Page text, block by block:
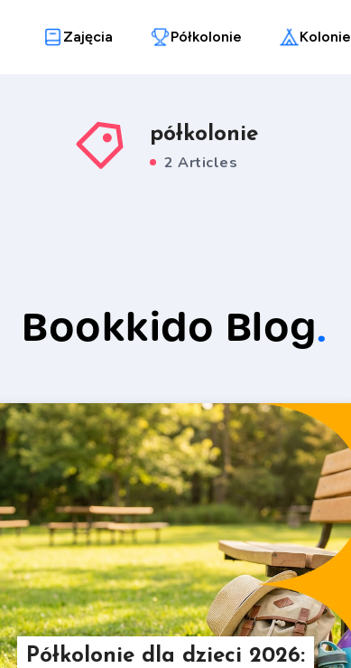
Zajęcia Półkolonie Kolonie
półkolonie
2 Articles
Bookkido Blog.
Półkolonie dla dzieci 2026: